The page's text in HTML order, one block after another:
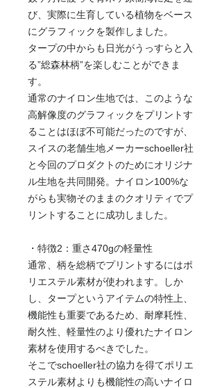
び、実際に生育している植物をベース
にグラフィックを製作しました。
タープの中からも日光がうっすらと入
る”総森林柄”を楽しむことができま
す。
通常のナイロン生地では、このような
高解像度のグラフィックをプリントす
ることはほぼ不可能だったのですが、
スイスの老舗生地メーカーschoeller社
と今回のプロダクトのためにオリジナ
ル生地を共同開発。ナイロン100%な
がらも実物そのままのクオリティでプ
リントすることに成功しました。
・特徴2：重さ470gの軽量性
通常、柄を総柄でプリントするにはポ
リエステル素材が使われます。しか
し、タープというアイテムの特性上、
機能性も重要であるため、耐摩耗性、
耐久性、軽量性のより優れたナイロン
素材を使用するべきでした。
そこでschoeller社の協力を得てポリエ
ステル素材よりも機能性の高いナイロ